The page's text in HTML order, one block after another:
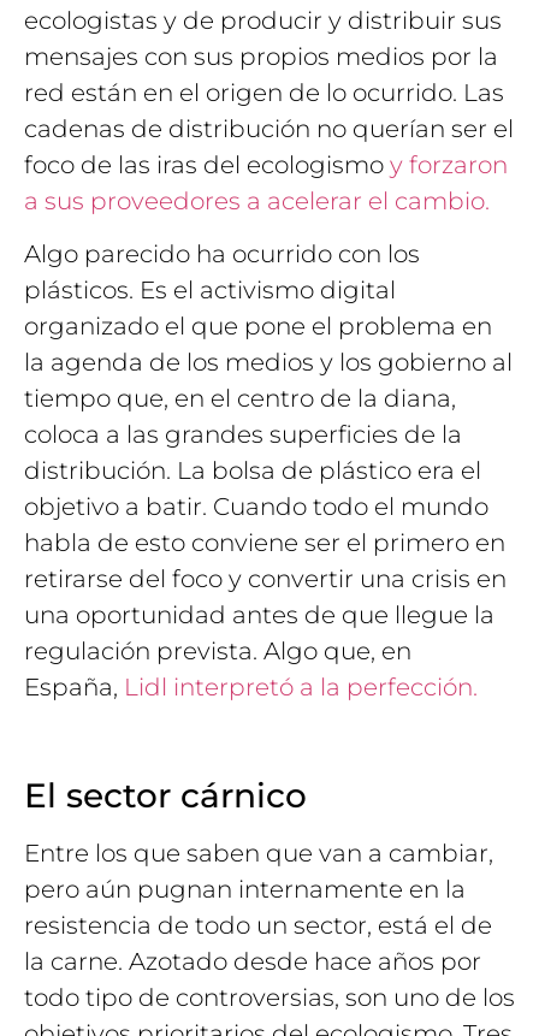
ecologistas y de producir y distribuir sus
mensajes con sus propios medios por la
red están en el origen de lo ocurrido. Las
cadenas de distribución no querían ser el
foco de las iras del ecologismo y forzaron
a sus proveedores a acelerar el cambio.
Algo parecido ha ocurrido con los
plásticos. Es el activismo digital
organizado el que pone el problema en
la agenda de los medios y los gobierno al
tiempo que, en el centro de la diana,
coloca a las grandes superficies de la
distribución. La bolsa de plástico era el
objetivo a batir. Cuando todo el mundo
habla de esto conviene ser el primero en
retirarse del foco y convertir una crisis en
una oportunidad antes de que llegue la
regulación prevista. Algo que, en
España, Lidl interpretó a la perfección.
El sector cárnico
Entre los que saben que van a cambiar,
pero aún pugnan internamente en la
resistencia de todo un sector, está el de
la carne. Azotado desde hace años por
todo tipo de controversias, son uno de los